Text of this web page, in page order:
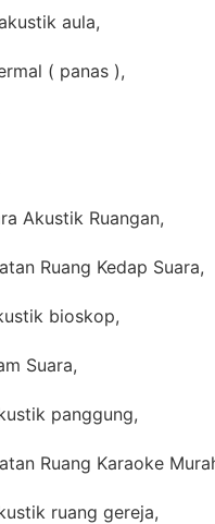
aula,
( panas ),
Akustik Ruangan,
Ruang Kedap Suara,
bioskop,
Suara,
panggung,
Ruang Karaoke
ruang gereja,